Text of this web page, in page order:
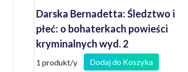
Darska Bernadetta: Śledztwo i
płeć: o bohaterkach powieści
kryminalnych wyd. 2
1 produkt/y Dodaj do Koszyka